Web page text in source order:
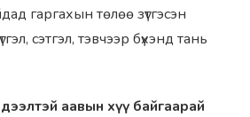
гаргахын төлөө зүтгэсэн
сэтгэл, тэвчээр бүхэнд тань
аавын хүү байгаарай